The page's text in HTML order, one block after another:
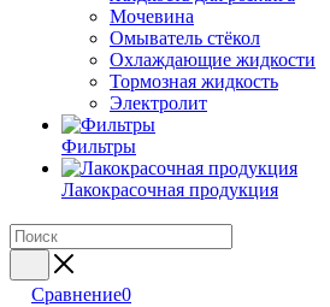
Мочевина
Омыватель стёкол
Охлаждающие жидкости
Тормозная жидкость
Электролит
Фильтры
Лакокрасочная продукция
Сравнение0